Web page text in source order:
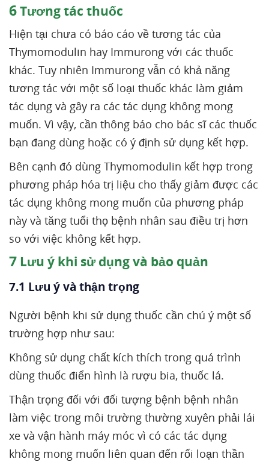
6Tương tác thuốc
Hiện tại chưa có báo cáo về tương tác của
Thymomodulin hay Immurong với các thuốc
khác. Tuy nhiên Immurong vẫn có khả năng
tương tác với một số loại thuốc khác làm giảm
tác dụng và gây ra các tác dụng không mong
muốn. Vì vậy, cần thông báo cho bác sĩ các thuốc
bạn đang dùng hoặc có ý định sử dụng kết hợp.
Bên cạnh đó dùng Thymomodulin kết hợp trong
phương pháp hóa trị liệu cho thấy giảm được các
tác dụng không mong muốn của phương pháp
này và tăng tuổi thọ bệnh nhân sau điều trị hơn
so với việc không kết hợp.
7 Lưu ý khi sử dụng và bảo quản
7.1 Lưu ý và thận trọng
Người bệnh khi sử dụng thuốc cần chú ý một số
trường hợp như sau:
Không sử dụng chất kích thích trong quá trình
dùng thuốc điển hình là rượu bia, thuốc lá.
Thận trọng đối với đối tượng bệnh bệnh nhân
làm việc trong môi trường thường xuyên phải lái
xe và vận hành máy móc vì có các tác dụng
không mong muốn liên quan đến rối loạn thần